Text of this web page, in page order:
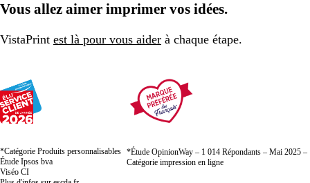
lalala
Vous allez aimer imprimer vos idées.
VistaPrint est là pour vous aider à chaque étape.
*Catégorie Produits personnalisables
Étude Ipsos bva
Viséo CI
*Étude OpinionWay – 1 014 Répondants – Mai 2025 –
Catégorie impression en ligne